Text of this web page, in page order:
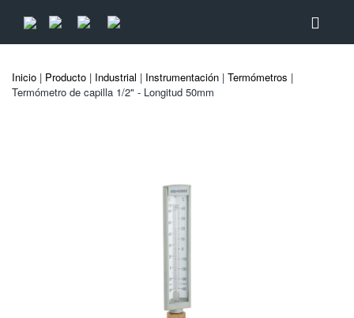
Inicio | Producto | Industrial | Instrumentación | Termómetros |
Termómetro de capilla 1/2" - Longitud 50mm